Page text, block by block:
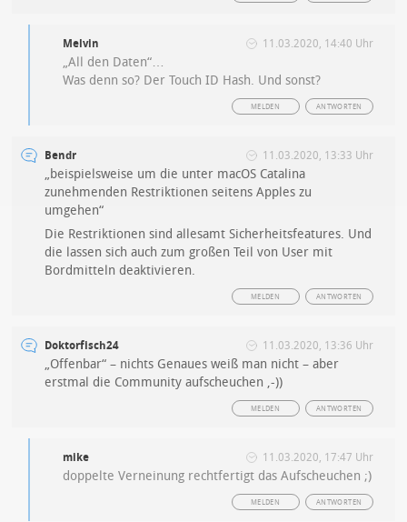
Melvin 11.03.2020, 14:40 Uhr
„All den Daten“…
Was denn so? Der Touch ID Hash. Und sonst?
ANTWORTEN
MELDEN
Bendr 11.03.2020, 13:33 Uhr
„beispielsweise um die unter macOS Catalina
zunehmenden Restriktionen seitens Apples zu
umgehen“
Die Restriktionen sind allesamt Sicherheitsfeatures. Und
die lassen sich auch zum großen Teil von User mit
Bordmitteln deaktivieren.
ANTWORTEN
MELDEN
Doktorfisch24 11.03.2020, 13:36 Uhr
„Offenbar“ – nichts Genaues weiß man nicht – aber
erstmal die Community aufscheuchen ,-))
ANTWORTEN
MELDEN
mike 11.03.2020, 17:47 Uhr
doppelte Verneinung rechtfertigt das Aufscheuchen ;)
ANTWORTEN
MELDEN